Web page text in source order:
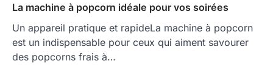
La machine à popcorn idéale pour vos soirées
Un appareil pratique et rapideLa machine à popcorn
est un indispensable pour ceux qui aiment savourer
des popcorns frais à…